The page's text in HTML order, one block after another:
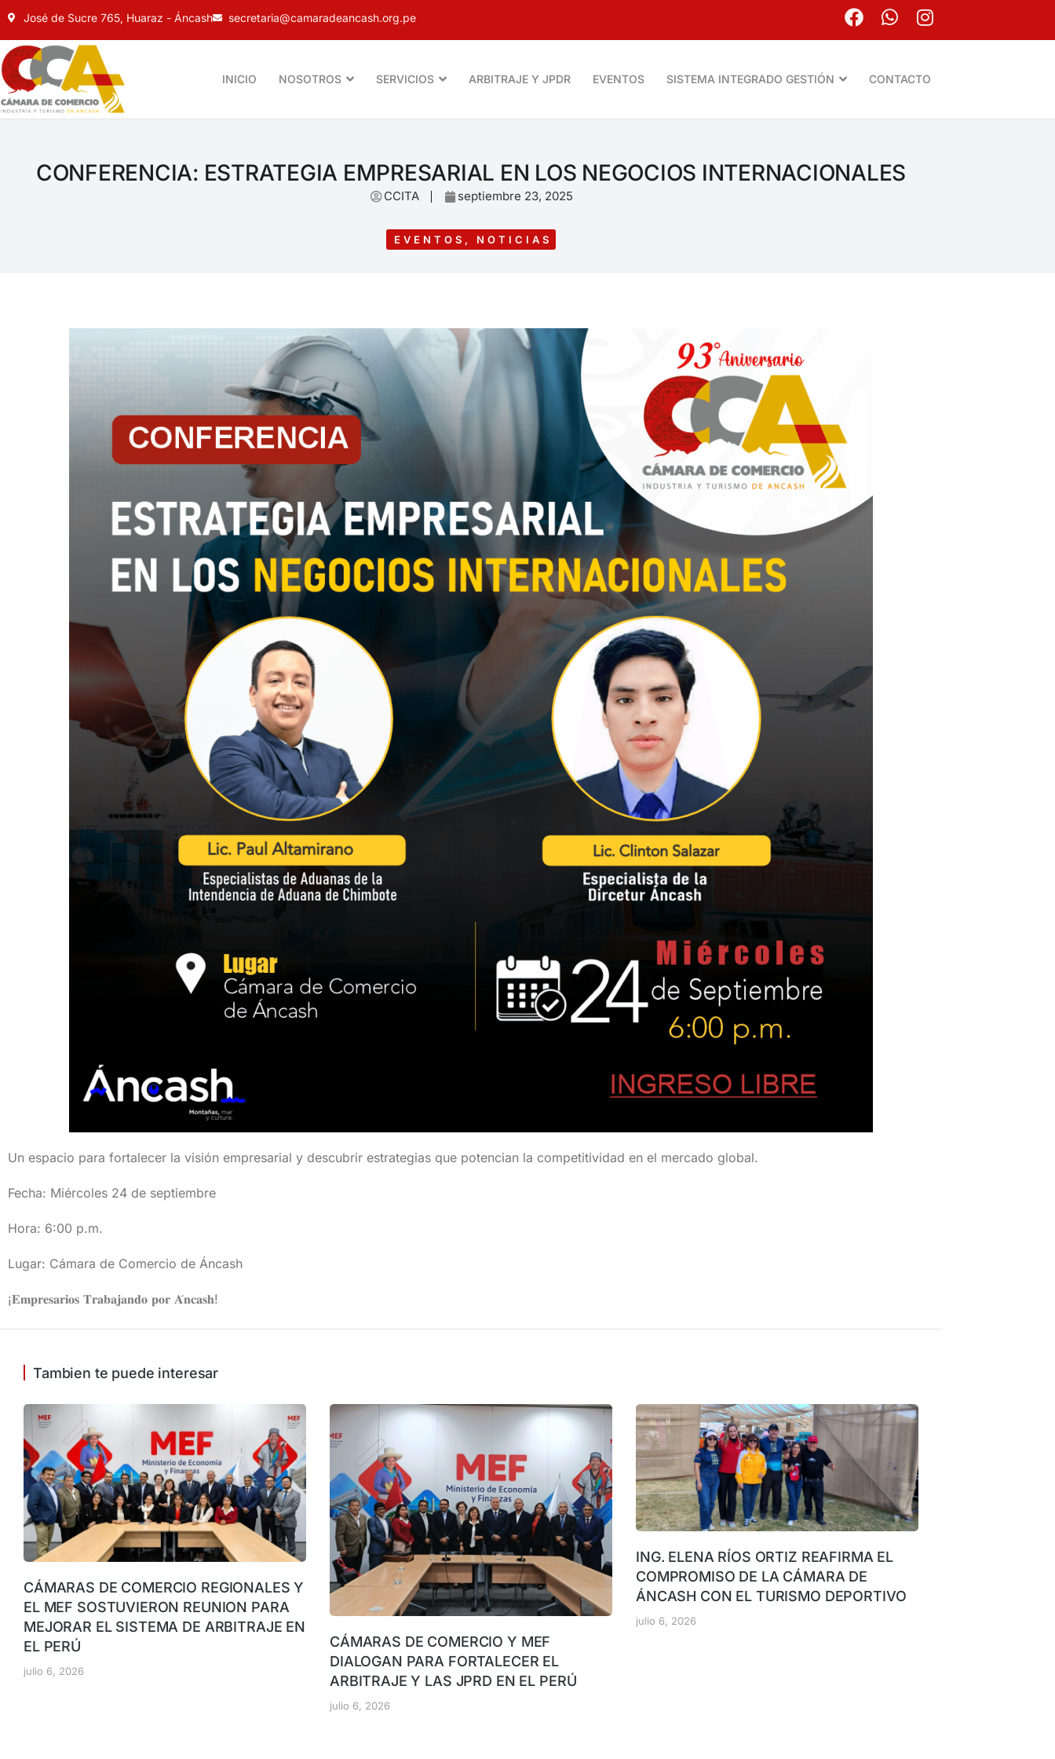
José de Sucre 765, Huaraz - Áncash secretaria@camaradeancash.org.pe
INICIO NOSOTROS SERVICIOS ARBITRAJE Y JPDR EVENTOS SISTEMA INTEGRADO GESTIÓN CONTACTO
CONFERENCIA: ESTRATEGIA EMPRESARIAL EN LOS NEGOCIOS INTERNACIONALES
CCITA septiembre 23, 2025
EVENTOS , NOTICIAS
Un espacio para fortalecer la visión empresarial y descubrir estrategias que potencian la competitividad en el mercado global.
Fecha: Miércoles 24 de septiembre
Hora: 6:00 p.m.
Lugar: Cámara de Comercio de Áncash
¡𝐄𝐦𝐩𝐫𝐞𝐬𝐚𝐫𝐢𝐨𝐬 𝐓𝐫𝐚𝐛𝐚𝐣𝐚𝐧𝐝𝐨 𝐩𝐨𝐫 𝐀́𝐧𝐜𝐚𝐬𝐡!
Tambien te puede interesar
CÁMARAS DE COMERCIO REGIONALES Y
EL MEF SOSTUVIERON REUNION PARA
MEJORAR EL SISTEMA DE ARBITRAJE EN
EL PERÚ
julio 6, 2026
CÁMARAS DE COMERCIO Y MEF
DIALOGAN PARA FORTALECER EL
ARBITRAJE Y LAS JPRD EN EL PERÚ
julio 6, 2026
ING. ELENA RÍOS ORTIZ REAFIRMA EL
COMPROMISO DE LA CÁMARA DE
ÁNCASH CON EL TURISMO DEPORTIVO
julio 6, 2026